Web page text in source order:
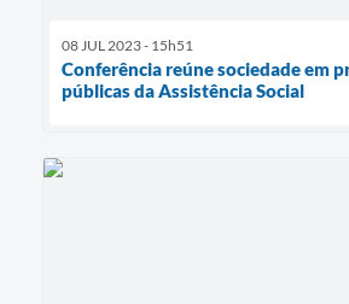
08 JUL 2023 - 15h51
Conferência reúne sociedade em
públicas da Assistência Social